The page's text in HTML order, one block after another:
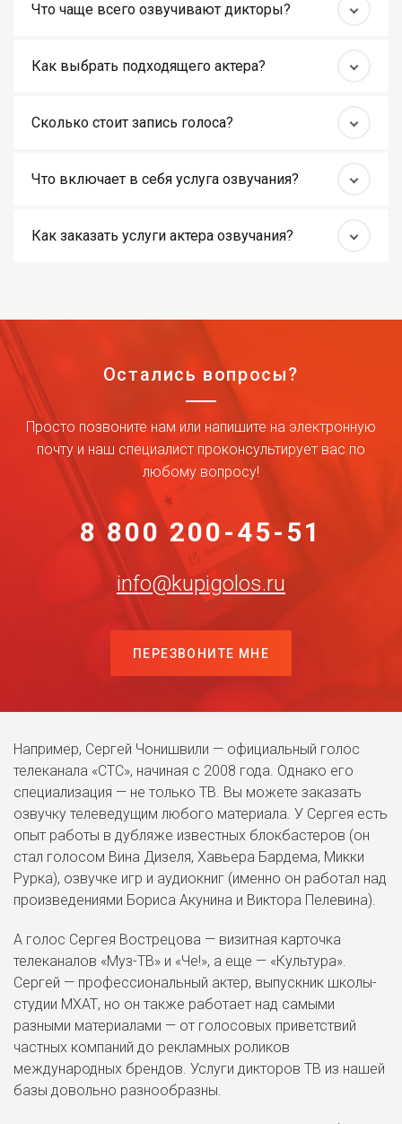
Что чаще всего озвучивают дикторы?
Как выбрать подходящего актера?
Сколько стоит запись голоса?
Что включает в себя услуга озвучания?
Как заказать услуги актера озвучания?
Остались вопросы?
Просто позвоните нам или напишите на электронную
почту и наш специалист проконсультирует вас по
любому вопросу!
8 800 200-45-51
info@kupigolos.ru
ПЕРЕЗВОНИТЕ МНЕ
Например, Сергей Чонишвили — официальный голос
телеканала «СТС», начиная с 2008 года. Однако его
специализация — не только ТВ. Вы можете заказать
озвучку телеведущим любого материала. У Сергея есть
опыт работы в дубляже известных блокбастеров (он
стал голосом Вина Дизеля, Хавьера Бардема, Микки
Рурка), озвучке игр и аудиокниг (именно он работал над
произведениями Бориса Акунина и Виктора Пелевина).
А голос Сергея Вострецова — визитная карточка
телеканалов «Муз-ТВ» и «Че!», а еще — «Культура».
Сергей — профессиональный актер, выпускник школы-
студии МХАТ, но он также работает над самыми
разными материалами — от голосовых приветствий
частных компаний до рекламных роликов
международных брендов. Услуги дикторов ТВ из нашей
базы довольно разнообразны.